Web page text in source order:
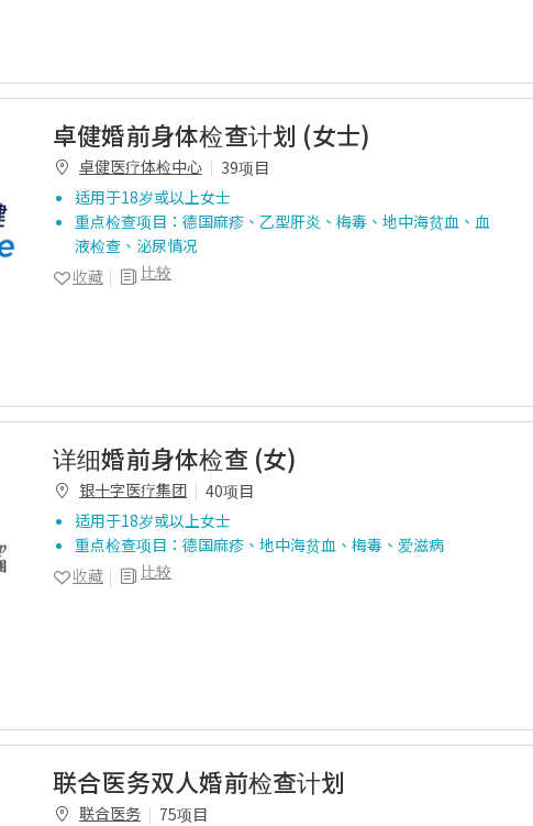
卓健婚前身体检查计划 (女士)
卓健医疗体检中心
39项目
适用于18岁或以上女士
重点检查项目：德国麻疹、乙型肝炎、梅毒、地中海贫血、血
液检查、泌尿情况
比较
收藏
详细婚前身体检查 (女)
银十字医疗集团
40项目
适用于18岁或以上女士
重点检查项目：德国麻疹、地中海贫血、梅毒、爱滋病
比较
收藏
联合医务双人婚前检查计划
联合医务
75项目